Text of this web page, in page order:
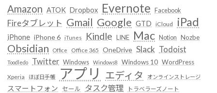
Amazon ATOK Dropbox Evernote Facebook
Fireタブレット Gmail Google GTD iCloud iPad
iPhone iPhone 6 iTunes Kindle LINE Mac Notion Nozbe
Obsidian Office Office 365 OneDrive Slack Todoist
Toodledo Twitter Windows Windows8 Windows 10 WordPress
Xperia ほぼ日手帳 アプリ エディタ オンラインストレージ
スマートフォン セール タスク管理 トラベラーズノート